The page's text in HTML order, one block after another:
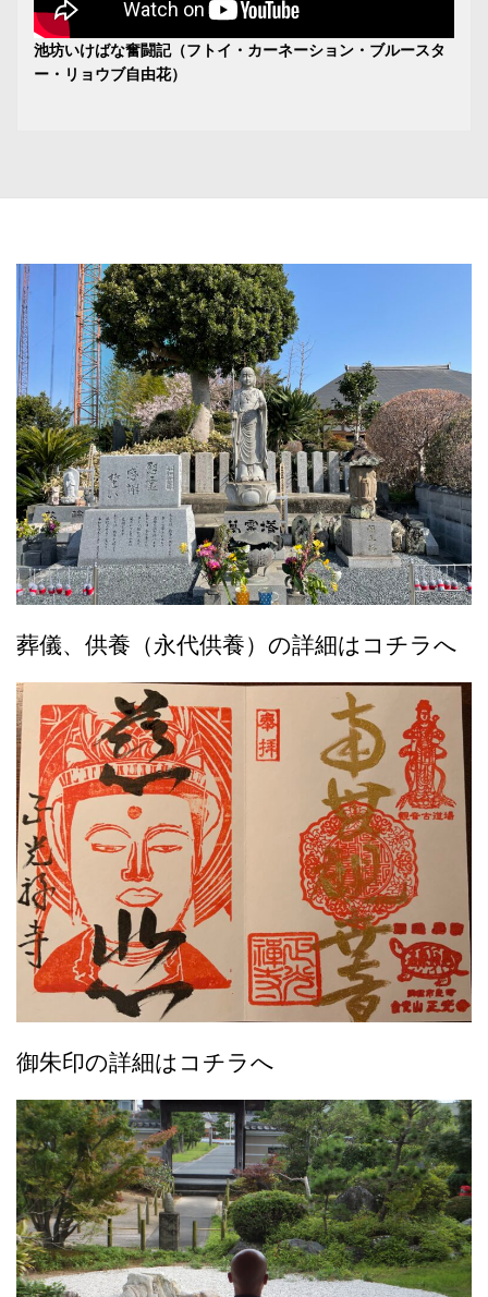
池坊いけばな奮闘記（フトイ・カーネーション・ブルースタ
ー・リョウブ自由花）
葬儀、供養（永代供養）の詳細はコチラへ
御朱印の詳細はコチラへ